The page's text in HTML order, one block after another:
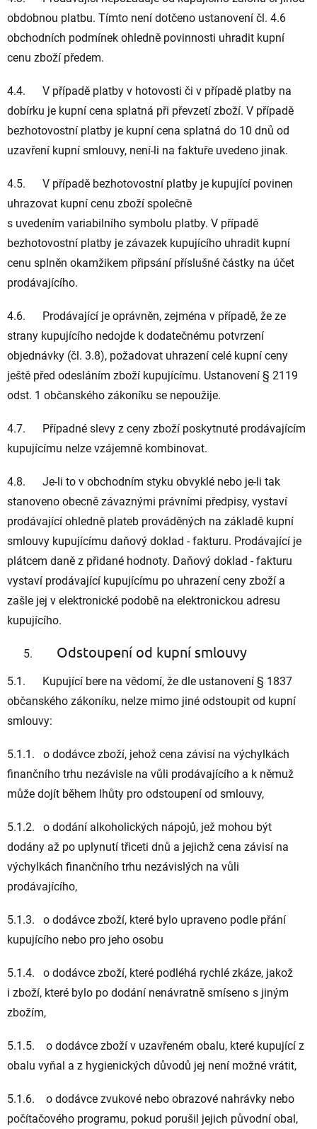
obdobnou platbu. Tímto není dotčeno ustanovení čl. 4.6
obchodních podmínek ohledně povinnosti uhradit kupní
cenu zboží předem.
4.4. V případě platby v hotovosti či v případě platby na
dobírku je kupní cena splatná při převzetí zboží. V případě
bezhotovostní platby je kupní cena splatná do 10 dnů od
uzavření kupní smlouvy, není-li na faktuře uvedeno jinak.
4.5. V případě bezhotovostní platby je kupující povinen
uhrazovat kupní cenu zboží společně
s uvedením variabilního symbolu platby. V případě
bezhotovostní platby je závazek kupujícího uhradit kupní
cenu splněn okamžikem připsání příslušné částky na účet
prodávajícího.
4.6. Prodávající je oprávněn, zejména v případě, že ze
strany kupujícího nedojde k dodatečnému potvrzení
objednávky (čl. 3.8), požadovat uhrazení celé kupní ceny
ještě před odesláním zboží kupujícímu. Ustanovení § 2119
odst. 1 občanského zákoníku se nepoužije.
4.7. Případné slevy z ceny zboží poskytnuté prodávajícím
kupujícímu nelze vzájemně kombinovat.
4.8. Je-li to v obchodním styku obvyklé nebo je-li tak
stanoveno obecně závaznými právními předpisy, vystaví
prodávající ohledně plateb prováděných na základě kupní
smlouvy kupujícímu daňový doklad - fakturu. Prodávající je
plátcem daně z přidané hodnoty. Daňový doklad - fakturu
vystaví prodávající kupujícímu po uhrazení ceny zboží a
zašle jej v elektronické podobě na elektronickou adresu
kupujícího.
Odstoupení od kupní smlouvy
5.1. Kupující bere na vědomí, že dle ustanovení § 1837
občanského zákoníku, nelze mimo jiné odstoupit od kupní
smlouvy:
5.1.1. o dodávce zboží, jehož cena závisí na výchylkách
finančního trhu nezávisle na vůli prodávajícího a k němuž
může dojít během lhůty pro odstoupení od smlouvy,
5.1.2. o dodání alkoholických nápojů, jež mohou být
dodány až po uplynutí třiceti dnů a jejichž cena závisí na
výchylkách finančního trhu nezávislých na vůli
prodávajícího,
5.1.3. o dodávce zboží, které bylo upraveno podle přání
kupujícího nebo pro jeho osobu
5.1.4. o dodávce zboží, které podléhá rychlé zkáze, jakož
i zboží, které bylo po dodání nenávratně smíseno s jiným
zbožím,
5.1.5. o dodávce zboží v uzavřeném obalu, které kupující z
obalu vyňal a z hygienických důvodů jej není možné vrátit,
5.1.6. o dodávce zvukové nebo obrazové nahrávky nebo
počítačového programu, pokud porušil jejich původní obal,